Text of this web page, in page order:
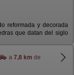
reformada y decorada
que datan del siglo
a 7,8 km de